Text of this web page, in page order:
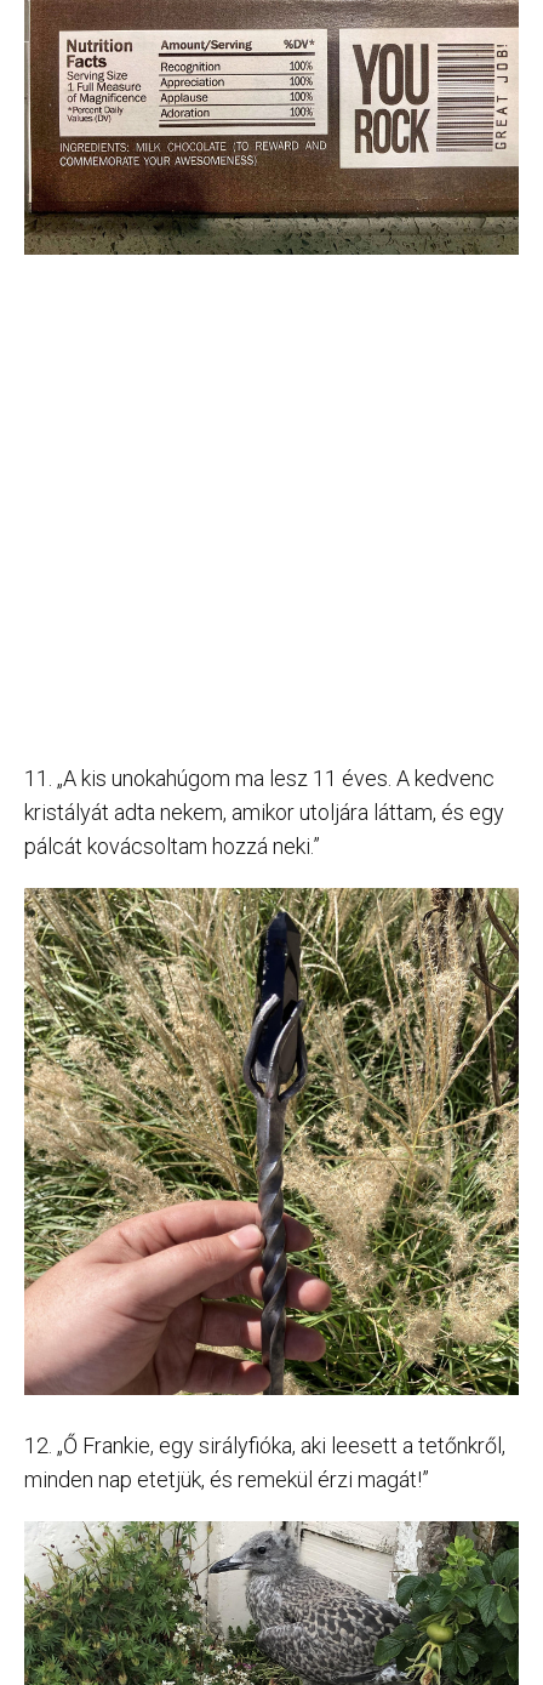
11. „A kis unokahúgom ma lesz 11 éves. A kedvenc
kristályát adta nekem, amikor utoljára láttam, és egy
pálcát kovácsoltam hozzá neki.”
12. „Ő Frankie, egy sirályfióka, aki leesett a tetőnkről,
minden nap etetjük, és remekül érzi magát!”